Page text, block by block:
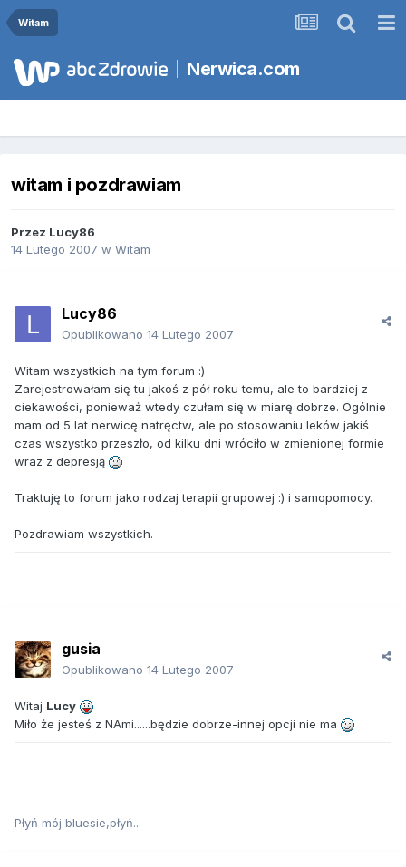
Witam
Nerwica.com
witam i pozdrawiam
Przez Lucy86
14 Lutego 2007 w Witam
Lucy86
Opublikowano 14 Lutego 2007
Witam wszystkich na tym forum :)
Zarejestrowałam się tu jakoś z pół roku temu, ale to bardziej z
ciekawości, ponieważ wtedy czułam się w miarę dobrze. Ogólnie
mam od 5 lat nerwicę natręctw, ale po stosowaniu leków jakiś
czas wszystko przeszło, od kilku dni wróciło w zmienionej formie
wraz z depresją
Traktuję to forum jako rodzaj terapii grupowej :) i samopomocy.
Pozdrawiam wszystkich.
gusia
Opublikowano 14 Lutego 2007
Witaj Lucy
Miło że jesteś z NAmi......będzie dobrze-innej opcji nie ma
Płyń mój bluesie,płyń...